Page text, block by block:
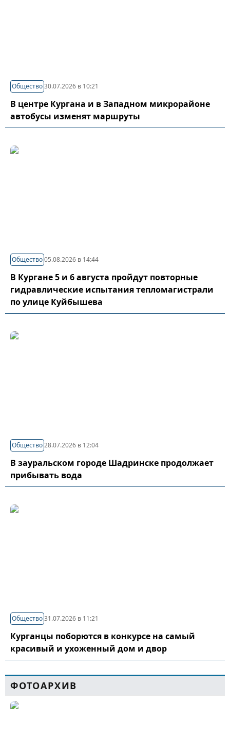
Общество30.07.2026 в 10:21
В центре Кургана и в Западном микрорайоне
автобусы изменят маршруты
Общество05.08.2026 в 14:44
В Кургане 5 и 6 августа пройдут повторные
гидравлические испытания тепломагистрали
по улице Куйбышева
Общество28.07.2026 в 12:04
В зауральском городе Шадринске продолжает
прибывать вода
Общество31.07.2026 в 11:21
Курганцы поборются в конкурсе на самый
красивый и ухоженный дом и двор
ФОТОАРХИВ